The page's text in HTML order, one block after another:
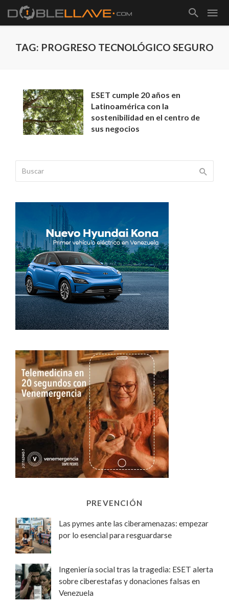
TAG: PROGRESO TECNOLÓGICO SEGURO
ESET cumple 20 años en
Latinoamérica con la
sostenibilidad en el centro de
sus negocios
PREVENCIÓN
Las pymes ante las ciberamenazas: empezar
por lo esencial para resguardarse
Ingeniería social tras la tragedia: ESET alerta
sobre ciberestafas y donaciones falsas en
Venezuela